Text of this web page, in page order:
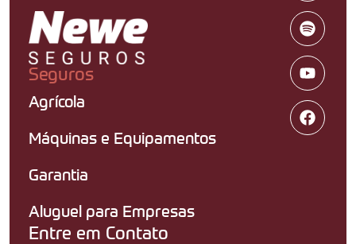
Seguros
Agrícola
Máquinas e Equipamentos
Garantia
Aluguel para Empresas
Entre em Contato